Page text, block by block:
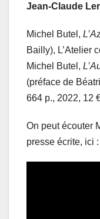
Jean-Claude
Michel Butel,
Bailly), L’Atelier
Michel Butel,
(préface de
664 p., 2022, 12
On peut écouter
presse écrite, ici :